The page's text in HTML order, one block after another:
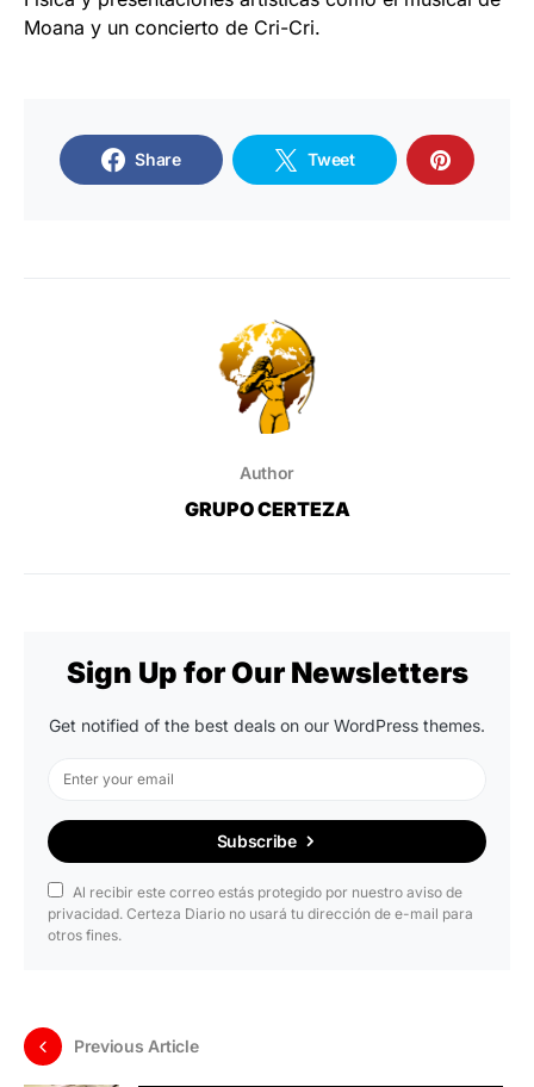
Moana y un concierto de Cri-Cri.
Share Tweet
Author
GRUPO CERTEZA
Sign Up for Our Newsletters
Get notified of the best deals on our WordPress themes.
Subscribe
Al recibir este correo estás protegido por nuestro aviso de
privacidad. Certeza Diario no usará tu dirección de e-mail para
otros fines.
Previous Article